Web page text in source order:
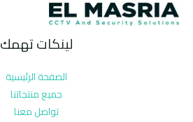
لينكات تهمك
الصفحة الرئيسية
جميع منتجاتنا
تواصل معنا